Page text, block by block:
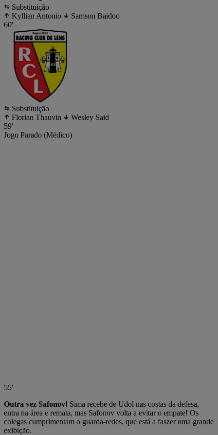
Substituição
Kyllian Antonio
Samson Baidoo
60'
Substituição
Florian Thauvin
Wesley Said
59'
Jogo Parado (Médico)
55'
Outra vez Safonov! Sima recebe de Udol nas costas da defesa,
entra na área e remata, mas Safonov volta a evitar o empate! Os
colegas cumprimentam o guarda-redes, que está a faszer uma grande
exibição.